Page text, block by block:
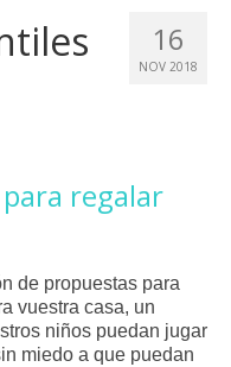
16
NOV 2018
regalar
de propuestas para
vuestra casa, un
niños puedan jugar
miedo a que puedan